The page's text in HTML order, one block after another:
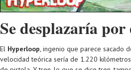
Se desplazaría
El Hyperloop, ingenio que parece sacado
velocidad teórica sería de 1.220